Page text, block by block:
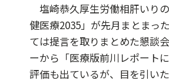
塩崎恭久厚生労働相肝いり
健医療2035」が先月まとまっ
ては提言を取りまとめた懇談
ーから「医療版前川レポート
評価も出ているが、目を引い